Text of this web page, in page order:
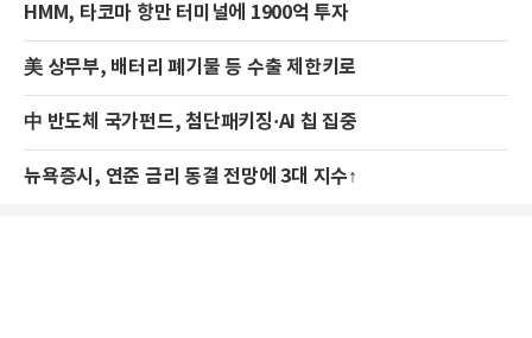
HMM, 타코마 항만 터미널에 1900억 투자
美 상무부, 배터리 폐기물 등 수출 제한키로
中 반도체 국가펀드, 첨단패키징·AI 칩 집중
뉴욕증시, 연준 금리 동결 전망에 3대 지수↑